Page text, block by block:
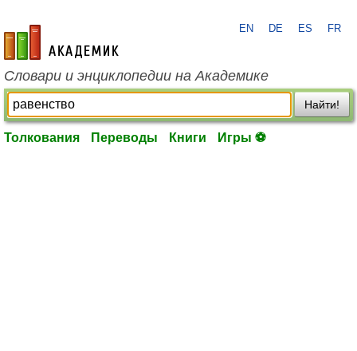
academic.ru
EN DE ES FR
Словари и энциклопедии на Академике
Найти!
Толкования Переводы Книги Игры ⚽